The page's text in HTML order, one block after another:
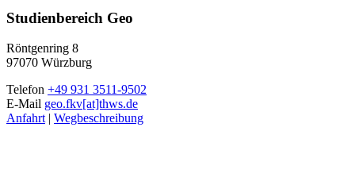
Studienbereich Geo
Röntgenring 8
97070 Würzburg
Telefon +49 931 3511-9502
E-Mail geo.fkv[at]thws.de
Anfahrt | Wegbeschreibung